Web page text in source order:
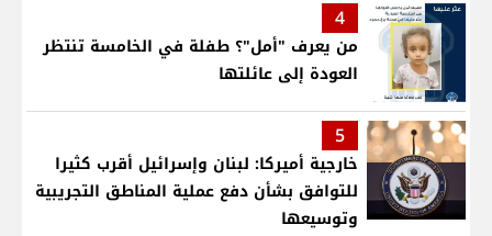
4
من يعرف "أمل"؟ طفلة في الخامسة تنتظر
العودة إلى عائلتها
5
خارجية أميركا: لبنان وإسرائيل أقرب كثيرا
للتوافق بشأن دفع عملية المناطق التجريبية
وتوسيعها